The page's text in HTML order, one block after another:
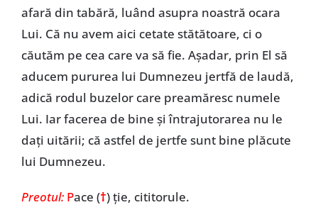
afară din tabără, luând asupra noastră ocara
Lui. Că nu avem aici cetate stătătoare, ci o
căutăm pe cea care va să fie. Așadar, prin El să
aducem pururea lui Dumnezeu jertfă de laudă,
adică rodul buzelor care preamăresc numele
Lui. Iar facerea de bine și întrajutorarea nu le
dați uitării; că astfel de jertfe sunt bine plăcute
lui Dumnezeu.
Preotul: Pace (†) ție, cititorule.